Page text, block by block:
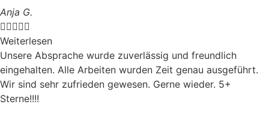
Anja G.

Weiterlesen
Unsere Absprache wurde zuverlässig und freundlich
eingehalten. Alle Arbeiten wurden Zeit genau ausgeführt.
Wir sind sehr zufrieden gewesen. Gerne wieder. 5+
Sterne!!!!